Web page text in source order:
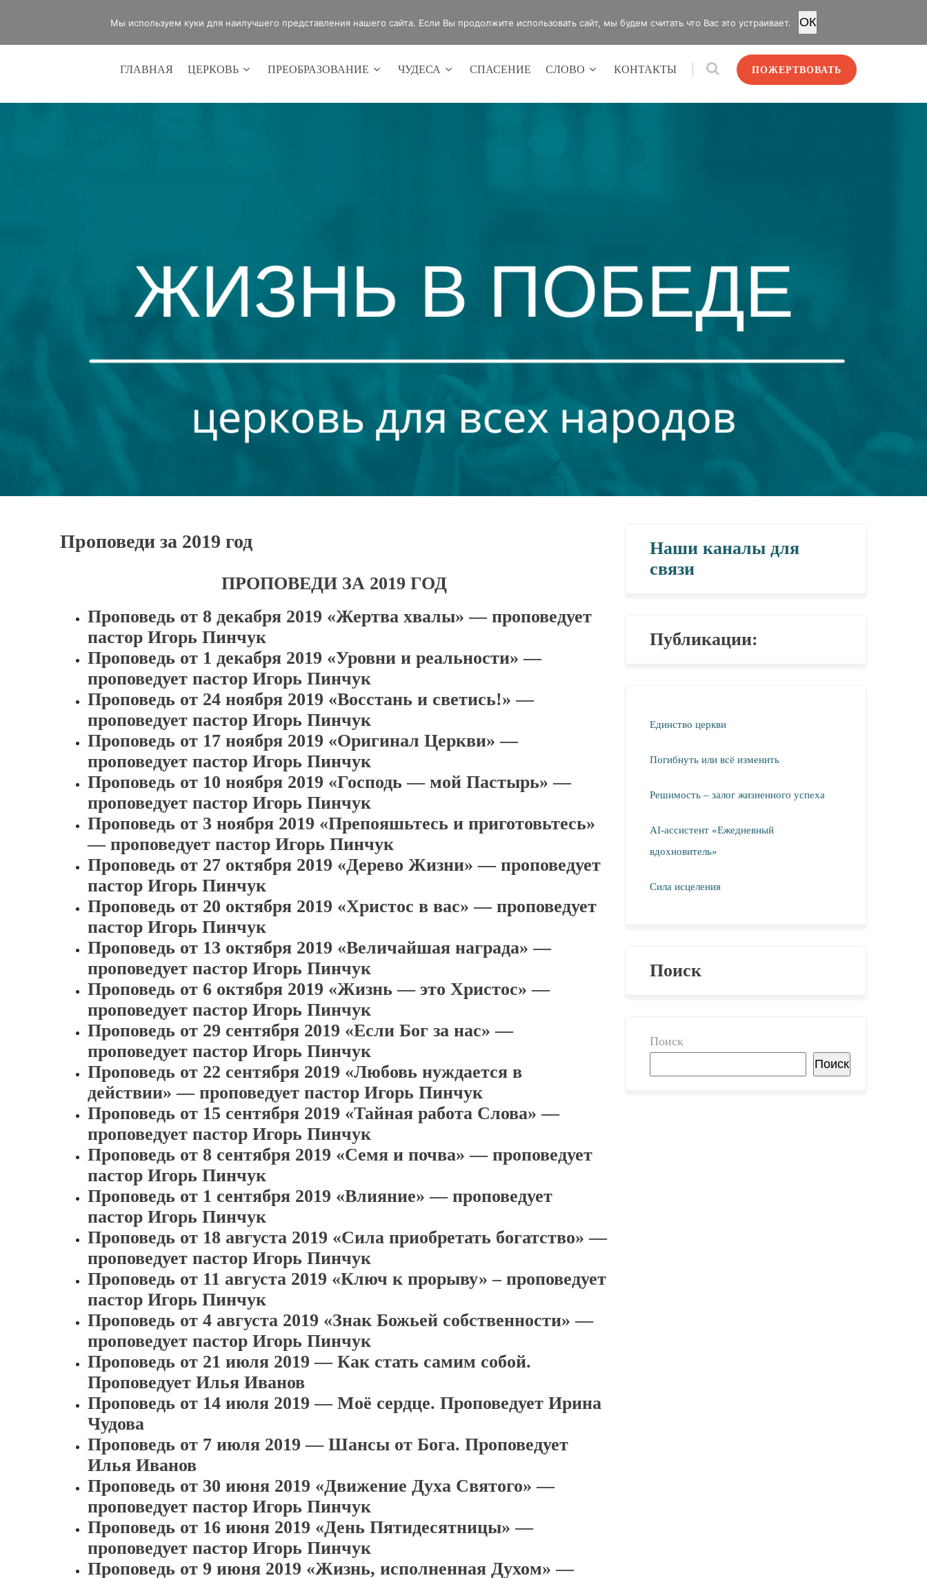
office@lifeinvictory.ru +7 950 189 4420 Россия, г.Оренбург, ул.Мира 32/2
ПОЖЕРТВОВАТЬ
ГЛАВНАЯ ЦЕРКОВЬ ПРЕОБРАЗОВАНИЕ ЧУДЕСА СПАСЕНИЕ СЛОВО КОНТАКТЫ
Проповеди за 2019 год
ПРОПОВЕДИ ЗА 2019 ГОД
Проповедь от 8 декабря 2019 «Жертва хвалы» — проповедует
пастор Игорь Пинчук
Проповедь от 1 декабря 2019 «Уровни и реальности» —
проповедует пастор Игорь Пинчук
Проповедь от 24 ноября 2019 «Восстань и светись!» —
проповедует пастор Игорь Пинчук
Проповедь от 17 ноября 2019 «Оригинал Церкви» —
проповедует пастор Игорь Пинчук
Проповедь от 10 ноября 2019 «Господь — мой Пастырь» —
проповедует пастор Игорь Пинчук
Проповедь от 3 ноября 2019 «Препояшьтесь и приготовьтесь»
— проповедует пастор Игорь Пинчук
Проповедь от 27 октября 2019 «Дерево Жизни» — проповедует
пастор Игорь Пинчук
Проповедь от 20 октября 2019 «Христос в вас» — проповедует
пастор Игорь Пинчук
Проповедь от 13 октября 2019 «Величайшая награда» —
проповедует пастор Игорь Пинчук
Проповедь от 6 октября 2019 «Жизнь — это Христос» —
проповедует пастор Игорь Пинчук
Проповедь от 29 сентября 2019 «Если Бог за нас» —
проповедует пастор Игорь Пинчук
Проповедь от 22 сентября 2019 «Любовь нуждается в
действии» — проповедует пастор Игорь Пинчук
Проповедь от 15 сентября 2019 «Тайная работа Слова» —
проповедует пастор Игорь Пинчук
Проповедь от 8 сентября 2019 «Семя и почва» — проповедует
пастор Игорь Пинчук
Проповедь от 1 сентября 2019 «Влияние» — проповедует
пастор Игорь Пинчук
Проповедь от 18 августа 2019 «Сила приобретать богатство» —
проповедует пастор Игорь Пинчук
Проповедь от 11 августа 2019 «Ключ к прорыву» – проповедует
пастор Игорь Пинчук
Проповедь от 4 августа 2019 «Знак Божьей собственности» —
проповедует пастор Игорь Пинчук
Проповедь от 21 июля 2019 — Как стать самим собой.
Проповедует Илья Иванов
Проповедь от 14 июля 2019 — Моё сердце. Проповедует Ирина
Чудова
Проповедь от 7 июля 2019 — Шансы от Бога. Проповедует
Илья Иванов
Проповедь от 30 июня 2019 «Движение Духа Святого» —
проповедует пастор Игорь Пинчук
Проповедь от 16 июня 2019 «День Пятидесятницы» —
проповедует пастор Игорь Пинчук
Проповедь от 9 июня 2019 «Жизнь, исполненная Духом» —
Наши каналы для
связи
Публикации:
Единство церкви
Погибнуть или всё изменить
Решимость – залог жизненного успеха
AI-ассистент «Ежедневный
вдохновитель»
Сила исцеления
Поиск
Поиск
Поиск
Мы используем куки для наилучшего представления нашего сайта. Если Вы продолжите использовать сайт, мы будем считать что Вас это устраивает. OК